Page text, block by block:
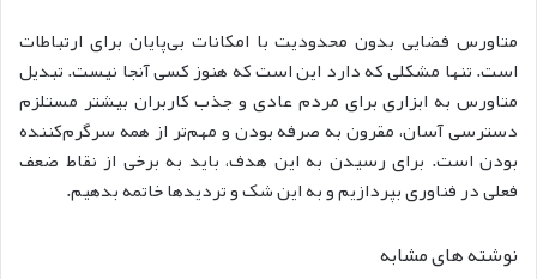
متاورس فضایی بدون محدودیت با امکانات بی‌پایان برای ارتباطات
است. تنها مشکلی که دارد این است که هنوز کسی آنجا نیست. تبدیل
متاورس به ابزاری برای مردم عادی و جذب کاربران بیشتر مستلزم
دسترسی آسان، مقرون به صرفه بودن و مهم‌تر از همه سرگرم‌کننده
بودن است. برای رسیدن به این هدف، باید به برخی از نقاط ضعف
فعلی در فناوری بپردازیم و به این شک و تردیدها خاتمه بدهیم.
نوشته های مشابه